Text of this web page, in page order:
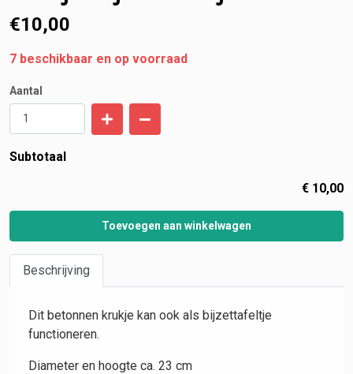
€10,00
7 beschikbaar en op voorraad
Aantal
Subtotaal
€ 10,00
Toevoegen aan winkelwagen
Beschrijving
Dit betonnen krukje kan ook als bijzettafeltje
functioneren.
Diameter en hoogte ca. 23 cm